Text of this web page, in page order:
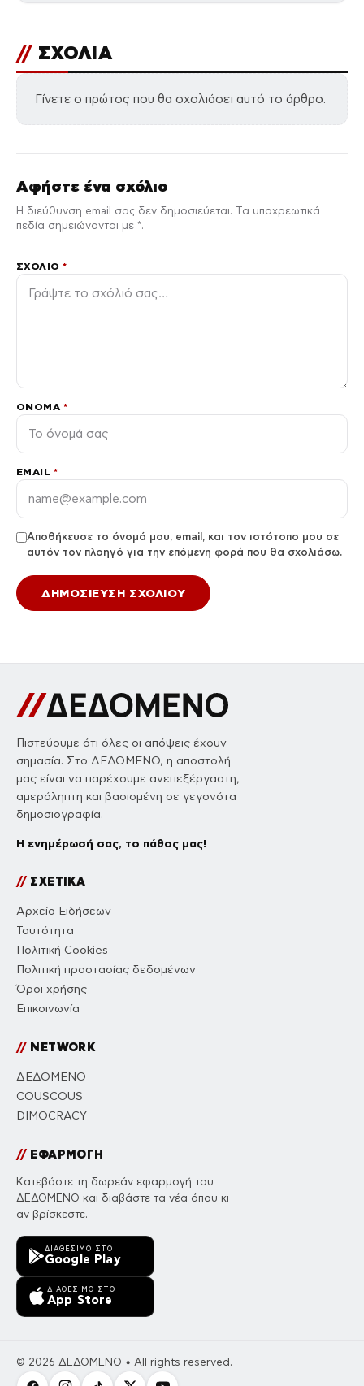
// ΣΧΟΛΙΑ
Γίνετε ο πρώτος που θα σχολιάσει αυτό το άρθρο.
Αφήστε ένα σχόλιο
Η διεύθυνση email σας δεν δημοσιεύεται. Τα υποχρεωτικά
πεδία σημειώνονται με *.
ΣΧΌΛΙΟ*
ΌΝΟΜΑ *
EMAIL *
Αποθήκευσε το όνομά μου, email, και τον ιστότοπο μου σε
αυτόν τον πλοηγό για την επόμενη φορά που θα σχολιάσω.
Πιστεύουμε ότι όλες οι απόψεις έχουν
σημασία. Στο ΔΕΔΟΜΕΝΟ, η αποστολή
μας είναι να παρέχουμε ανεπεξέργαστη,
αμερόληπτη και βασισμένη σε γεγονότα
δημοσιογραφία.
Η ενημέρωσή σας, το πάθος μας!
//ΣΧΕΤΙΚΑ
Αρχείο Ειδήσεων
Ταυτότητα
Πολιτική Cookies
Πολιτική προστασίας δεδομένων
Όροι χρήσης
Επικοινωνία
//NETWORK
ΔΕΔΟΜΕΝΟ
COUSCOUS
DIMOCRACY
//ΕΦΑΡΜΟΓΗ
Κατεβάστε τη δωρεάν εφαρμογή του
ΔΕΔΟΜΕΝΟ και διαβάστε τα νέα όπου κι
αν βρίσκεστε.
ΔΙΑΘΈΣΙΜΟ ΣΤΟ
Google Play
ΔΙΑΘΈΣΙΜΟ ΣΤΟ
App Store
© 2026 ΔΕΔΟΜΕΝΟ • All rights reserved.